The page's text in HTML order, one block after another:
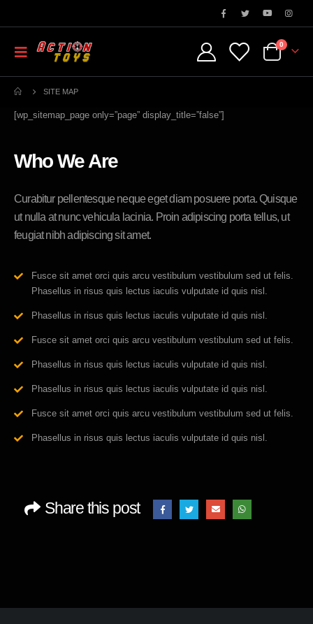
0
SITE MAP
[wp_sitemap_page only=”page” display_title=”false”]
WhoWe Are
Curabitur pellentesque neque eget diam posuere porta. Quisque
ut nulla at nunc vehicula lacinia. Proin adipiscing porta tellus, ut
feugiat nibh adipiscing sit amet.
Fusce sit amet orci quis arcu vestibulum vestibulum sed ut felis.
Phasellus in risus quis lectus iaculis vulputate id quis nisl.
Phasellus in risus quis lectus iaculis vulputate id quis nisl.
Fusce sit amet orci quis arcu vestibulum vestibulum sed ut felis.
Phasellus in risus quis lectus iaculis vulputate id quis nisl.
Phasellus in risus quis lectus iaculis vulputate id quis nisl.
Fusce sit amet orci quis arcu vestibulum vestibulum sed ut felis.
Phasellus in risus quis lectus iaculis vulputate id quis nisl.
Share this post